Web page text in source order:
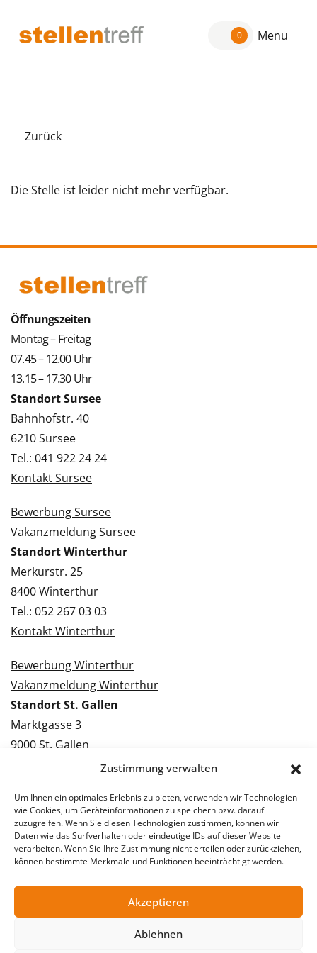
Zustimmung verwalten
Um Ihnen ein optimales Erlebnis zu bieten, verwenden wir Technologien
wie Cookies, um Geräteinformationen zu speichern bzw. darauf
zuzugreifen. Wenn Sie diesen Technologien zustimmen, können wir
Daten wie das Surfverhalten oder eindeutige IDs auf dieser Website
verarbeiten. Wenn Sie Ihre Zustimmung nicht erteilen oder zurückziehen,
können bestimmte Merkmale und Funktionen beeinträchtigt werden.
Akzeptieren
Ablehnen
0 Menu
Zurück
Die Stelle ist leider nicht mehr verfügbar.
Öffnungszeiten
Montag – Freitag
07.45 – 12.00 Uhr
13.15 – 17.30 Uhr
Standort Sursee
Bahnhofstr. 40
6210 Sursee
Tel.: 041 922 24 24
Kontakt Sursee
Bewerbung Sursee
Vakanzmeldung Sursee
Standort Winterthur
Merkurstr. 25
8400 Winterthur
Tel.: 052 267 03 03
Kontakt Winterthur
Bewerbung Winterthur
Vakanzmeldung Winterthur
Standort St. Gallen
Marktgasse 3
9000 St. Gallen
Tel.: 071 228 09 09
Bewerbung St. Gallen
Vakanzmeldung St. Gallen
© 2026 Stellentreff AG